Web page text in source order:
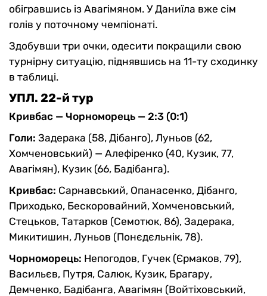
обігравшись із Авагімяном. У Даниїла вже сім
голів у поточному чемпіонаті.
Здобувши три очки, одесити покращили свою
турнірну ситуацію, піднявшись на 11-ту сходинку
в таблиці.
УПЛ. 22-й тур
Кривбас — Чорноморець — 2:3 (0:1)
Голи: Задерака (58, Дібанго), Луньов (62,
Хомченовський) — Алефіренко (40, Кузик, 77,
Авагімян), Кузик (66, Бадібанга).
Кривбас: Сарнавський, Опанасенко, Дібанго,
Приходько, Бескоровайний, Хомченовський,
Стецьков, Татарков (Семотюк, 86), Задерака,
Микитишин, Луньов (Понєдєльнік, 78).
Чорноморець: Непогодов, Гучек (Єрмаков, 79),
Васильєв, Путря, Салюк, Кузик, Брагару,
Демченко, Бадібанга, Авагімян (Войтіховський,